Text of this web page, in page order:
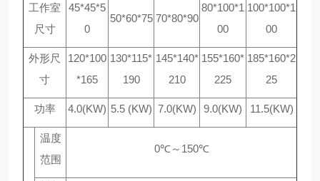
工作室
尺寸
45*45*5
0
50*60*75 70*80*90
80*100*1
00
100*100*1
00
外形尺
寸
120*100
*165
130*115*
190
145*140*
210
155*160*
225
185*160*2
25
功率 4.0(KW) 5.5 (KW) 7.0(KW) 9.0(KW) 11.5(KW)
温度
范围
0℃～150℃